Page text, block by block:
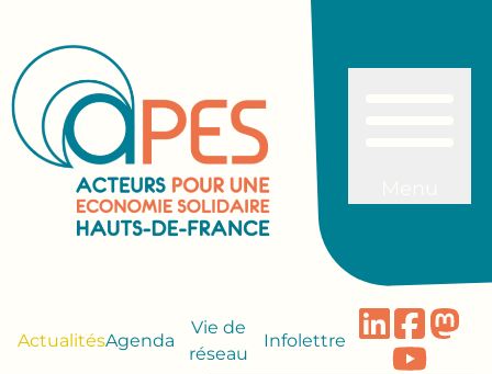
ActualitésAgenda
Vie de
réseau
Infolettre